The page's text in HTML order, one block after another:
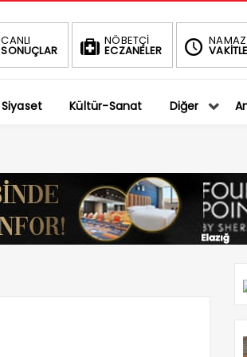
CANLI
SONUÇLAR
NÖBETÇİ
ECZANELER
NAMAZ
BIST
-0.75% 1.401,27
DOLAR
% 36,5794
Siyaset Kültür-Sanat Diğer